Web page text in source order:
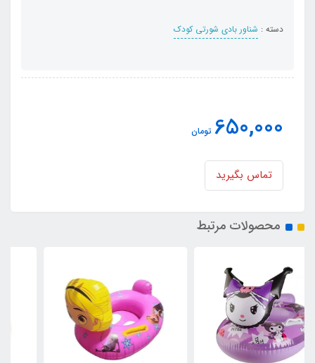
دسته : شناور بادی شورتی کودک
650,000 تومان
تماس بگیرید
محصولات مرتبط